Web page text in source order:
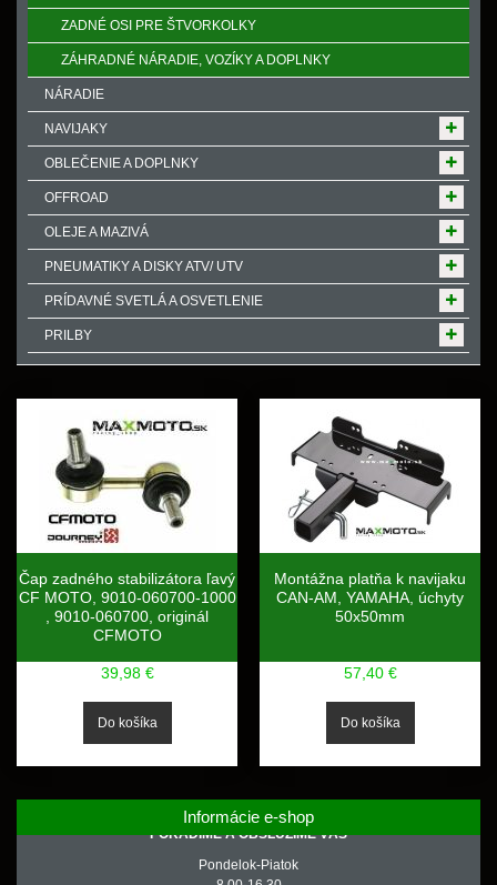
ZADNÉ OSI PRE ŠTVORKOLKY
ZÁHRADNÉ NÁRADIE, VOZÍKY A DOPLNKY
NÁRADIE
NAVIJAKY
OBLEČENIE A DOPLNKY
OFFROAD
OLEJE A MAZIVÁ
PNEUMATIKY A DISKY ATV/ UTV
PRÍDAVNÉ SVETLÁ A OSVETLENIE
PRILBY
Čap zadného stabilizátora ľavý
CF MOTO, 9010-060700-1000
, 9010-060700, originál
CFMOTO
39,98 €
Montážna platňa k navijaku
CAN-AM, YAMAHA, úchyty
50x50mm
57,40 €
Informácie e-shop
PORADÍME A OBSLÚŽIME VÁS
Pondelok-Piatok